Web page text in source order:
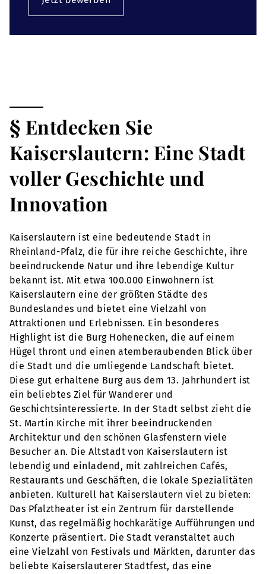
§ Entdecken Sie
Kaiserslautern: Eine Stadt
voller Geschichte und
Innovation
Kaiserslautern ist eine bedeutende Stadt in
Rheinland-Pfalz, die für ihre reiche Geschichte, ihre
beeindruckende Natur und ihre lebendige Kultur
bekannt ist. Mit etwa 100.000 Einwohnern ist
Kaiserslautern eine der größten Städte des
Bundeslandes und bietet eine Vielzahl von
Attraktionen und Erlebnissen. Ein besonderes
Highlight ist die Burg Hohenecken, die auf einem
Hügel thront und einen atemberaubenden Blick über
die Stadt und die umliegende Landschaft bietet.
Diese gut erhaltene Burg aus dem 13. Jahrhundert ist
ein beliebtes Ziel für Wanderer und
Geschichtsinteressierte. In der Stadt selbst zieht die
St. Martin Kirche mit ihrer beeindruckenden
Architektur und den schönen Glasfenstern viele
Besucher an. Die Altstadt von Kaiserslautern ist
lebendig und einladend, mit zahlreichen Cafés,
Restaurants und Geschäften, die lokale Spezialitäten
anbieten. Kulturell hat Kaiserslautern viel zu bieten:
Das Pfalztheater ist ein Zentrum für darstellende
Kunst, das regelmäßig hochkarätige Aufführungen und
Konzerte präsentiert. Die Stadt veranstaltet auch
eine Vielzahl von Festivals und Märkten, darunter das
beliebte Kaiserslauterer Stadtfest, das eine